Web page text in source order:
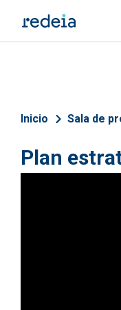
Inicio Sala de
Plan